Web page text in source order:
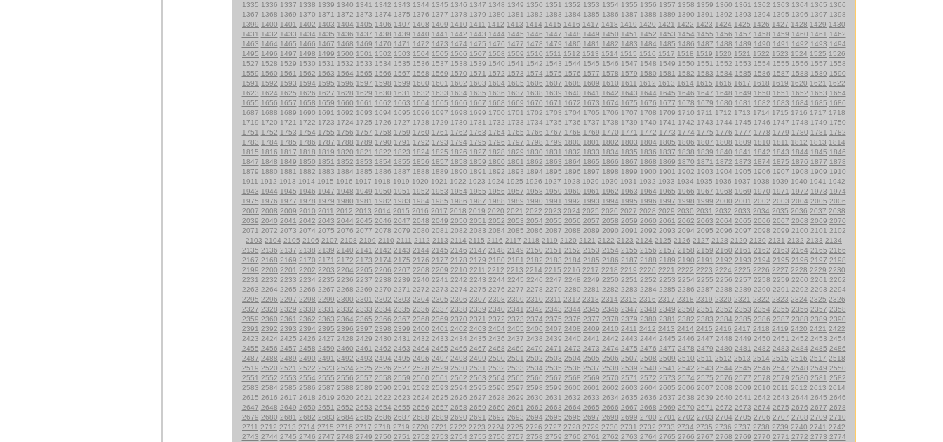
1335 1336 1337 1338 1339 1340 1341 1342 1343 1344 1345 1346 1347 1348 1349 1350 1351 1352 1353 1354 1355 1356 1357 1358 1359 1360 1361 1362 1363 1364 1365 1366
1367 1368 1369 1370 1371 1372 1373 1374 1375 1376 1377 1378 1379 1380 1381 1382 1383 1384 1385 1386 1387 1388 1389 1390 1391 1392 1393 1394 1395 1396 1397 1398
1399 1400 1401 1402 1403 1404 1405 1406 1407 1408 1409 1410 1411 1412 1413 1414 1415 1416 1417 1418 1419 1420 1421 1422 1423 1424 1425 1426 1427 1428 1429 1430
1431 1432 1433 1434 1435 1436 1437 1438 1439 1440 1441 1442 1443 1444 1445 1446 1447 1448 1449 1450 1451 1452 1453 1454 1455 1456 1457 1458 1459 1460 1461 1462
1463 1464 1465 1466 1467 1468 1469 1470 1471 1472 1473 1474 1475 1476 1477 1478 1479 1480 1481 1482 1483 1484 1485 1486 1487 1488 1489 1490 1491 1492 1493 1494
1495 1496 1497 1498 1499 1500 1501 1502 1503 1504 1505 1506 1507 1508 1509 1510 1511 1512 1513 1514 1515 1516 1517 1518 1519 1520 1521 1522 1523 1524 1525 1526
1527 1528 1529 1530 1531 1532 1533 1534 1535 1536 1537 1538 1539 1540 1541 1542 1543 1544 1545 1546 1547 1548 1549 1550 1551 1552 1553 1554 1555 1556 1557 1558
1559 1560 1561 1562 1563 1564 1565 1566 1567 1568 1569 1570 1571 1572 1573 1574 1575 1576 1577 1578 1579 1580 1581 1582 1583 1584 1585 1586 1587 1588 1589 1590
1591 1592 1593 1594 1595 1596 1597 1598 1599 1600 1601 1602 1603 1604 1605 1606 1607 1608 1609 1610 1611 1612 1613 1614 1615 1616 1617 1618 1619 1620 1621 1622
1623 1624 1625 1626 1627 1628 1629 1630 1631 1632 1633 1634 1635 1636 1637 1638 1639 1640 1641 1642 1643 1644 1645 1646 1647 1648 1649 1650 1651 1652 1653 1654
1655 1656 1657 1658 1659 1660 1661 1662 1663 1664 1665 1666 1667 1668 1669 1670 1671 1672 1673 1674 1675 1676 1677 1678 1679 1680 1681 1682 1683 1684 1685 1686
1687 1688 1689 1690 1691 1692 1693 1694 1695 1696 1697 1698 1699 1700 1701 1702 1703 1704 1705 1706 1707 1708 1709 1710 1711 1712 1713 1714 1715 1716 1717 1718
1719 1720 1721 1722 1723 1724 1725 1726 1727 1728 1729 1730 1731 1732 1733 1734 1735 1736 1737 1738 1739 1740 1741 1742 1743 1744 1745 1746 1747 1748 1749 1750
1751 1752 1753 1754 1755 1756 1757 1758 1759 1760 1761 1762 1763 1764 1765 1766 1767 1768 1769 1770 1771 1772 1773 1774 1775 1776 1777 1778 1779 1780 1781 1782
1783 1784 1785 1786 1787 1788 1789 1790 1791 1792 1793 1794 1795 1796 1797 1798 1799 1800 1801 1802 1803 1804 1805 1806 1807 1808 1809 1810 1811 1812 1813 1814
1815 1816 1817 1818 1819 1820 1821 1822 1823 1824 1825 1826 1827 1828 1829 1830 1831 1832 1833 1834 1835 1836 1837 1838 1839 1840 1841 1842 1843 1844 1845 1846
1847 1848 1849 1850 1851 1852 1853 1854 1855 1856 1857 1858 1859 1860 1861 1862 1863 1864 1865 1866 1867 1868 1869 1870 1871 1872 1873 1874 1875 1876 1877 1878
1879 1880 1881 1882 1883 1884 1885 1886 1887 1888 1889 1890 1891 1892 1893 1894 1895 1896 1897 1898 1899 1900 1901 1902 1903 1904 1905 1906 1907 1908 1909 1910
1911 1912 1913 1914 1915 1916 1917 1918 1919 1920 1921 1922 1923 1924 1925 1926 1927 1928 1929 1930 1931 1932 1933 1934 1935 1936 1937 1938 1939 1940 1941 1942
1943 1944 1945 1946 1947 1948 1949 1950 1951 1952 1953 1954 1955 1956 1957 1958 1959 1960 1961 1962 1963 1964 1965 1966 1967 1968 1969 1970 1971 1972 1973 1974
1975 1976 1977 1978 1979 1980 1981 1982 1983 1984 1985 1986 1987 1988 1989 1990 1991 1992 1993 1994 1995 1996 1997 1998 1999 2000 2001 2002 2003 2004 2005 2006
2007 2008 2009 2010 2011 2012 2013 2014 2015 2016 2017 2018 2019 2020 2021 2022 2023 2024 2025 2026 2027 2028 2029 2030 2031 2032 2033 2034 2035 2036 2037 2038
2039 2040 2041 2042 2043 2044 2045 2046 2047 2048 2049 2050 2051 2052 2053 2054 2055 2056 2057 2058 2059 2060 2061 2062 2063 2064 2065 2066 2067 2068 2069 2070
2071 2072 2073 2074 2075 2076 2077 2078 2079 2080 2081 2082 2083 2084 2085 2086 2087 2088 2089 2090 2091 2092 2093 2094 2095 2096 2097 2098 2099 2100 2101 2102
2103 2104 2105 2106 2107 2108 2109 2110 2111 2112 2113 2114 2115 2116 2117 2118 2119 2120 2121 2122 2123 2124 2125 2126 2127 2128 2129 2130 2131 2132 2133 2134
2135 2136 2137 2138 2139 2140 2141 2142 2143 2144 2145 2146 2147 2148 2149 2150 2151 2152 2153 2154 2155 2156 2157 2158 2159 2160 2161 2162 2163 2164 2165 2166
2167 2168 2169 2170 2171 2172 2173 2174 2175 2176 2177 2178 2179 2180 2181 2182 2183 2184 2185 2186 2187 2188 2189 2190 2191 2192 2193 2194 2195 2196 2197 2198
2199 2200 2201 2202 2203 2204 2205 2206 2207 2208 2209 2210 2211 2212 2213 2214 2215 2216 2217 2218 2219 2220 2221 2222 2223 2224 2225 2226 2227 2228 2229 2230
2231 2232 2233 2234 2235 2236 2237 2238 2239 2240 2241 2242 2243 2244 2245 2246 2247 2248 2249 2250 2251 2252 2253 2254 2255 2256 2257 2258 2259 2260 2261 2262
2263 2264 2265 2266 2267 2268 2269 2270 2271 2272 2273 2274 2275 2276 2277 2278 2279 2280 2281 2282 2283 2284 2285 2286 2287 2288 2289 2290 2291 2292 2293 2294
2295 2296 2297 2298 2299 2300 2301 2302 2303 2304 2305 2306 2307 2308 2309 2310 2311 2312 2313 2314 2315 2316 2317 2318 2319 2320 2321 2322 2323 2324 2325 2326
2327 2328 2329 2330 2331 2332 2333 2334 2335 2336 2337 2338 2339 2340 2341 2342 2343 2344 2345 2346 2347 2348 2349 2350 2351 2352 2353 2354 2355 2356 2357 2358
2359 2360 2361 2362 2363 2364 2365 2366 2367 2368 2369 2370 2371 2372 2373 2374 2375 2376 2377 2378 2379 2380 2381 2382 2383 2384 2385 2386 2387 2388 2389 2390
2391 2392 2393 2394 2395 2396 2397 2398 2399 2400 2401 2402 2403 2404 2405 2406 2407 2408 2409 2410 2411 2412 2413 2414 2415 2416 2417 2418 2419 2420 2421 2422
2423 2424 2425 2426 2427 2428 2429 2430 2431 2432 2433 2434 2435 2436 2437 2438 2439 2440 2441 2442 2443 2444 2445 2446 2447 2448 2449 2450 2451 2452 2453 2454
2455 2456 2457 2458 2459 2460 2461 2462 2463 2464 2465 2466 2467 2468 2469 2470 2471 2472 2473 2474 2475 2476 2477 2478 2479 2480 2481 2482 2483 2484 2485 2486
2487 2488 2489 2490 2491 2492 2493 2494 2495 2496 2497 2498 2499 2500 2501 2502 2503 2504 2505 2506 2507 2508 2509 2510 2511 2512 2513 2514 2515 2516 2517 2518
2519 2520 2521 2522 2523 2524 2525 2526 2527 2528 2529 2530 2531 2532 2533 2534 2535 2536 2537 2538 2539 2540 2541 2542 2543 2544 2545 2546 2547 2548 2549 2550
2551 2552 2553 2554 2555 2556 2557 2558 2559 2560 2561 2562 2563 2564 2565 2566 2567 2568 2569 2570 2571 2572 2573 2574 2575 2576 2577 2578 2579 2580 2581 2582
2583 2584 2585 2586 2587 2588 2589 2590 2591 2592 2593 2594 2595 2596 2597 2598 2599 2600 2601 2602 2603 2604 2605 2606 2607 2608 2609 2610 2611 2612 2613 2614
2615 2616 2617 2618 2619 2620 2621 2622 2623 2624 2625 2626 2627 2628 2629 2630 2631 2632 2633 2634 2635 2636 2637 2638 2639 2640 2641 2642 2643 2644 2645 2646
2647 2648 2649 2650 2651 2652 2653 2654 2655 2656 2657 2658 2659 2660 2661 2662 2663 2664 2665 2666 2667 2668 2669 2670 2671 2672 2673 2674 2675 2676 2677 2678
2679 2680 2681 2682 2683 2684 2685 2686 2687 2688 2689 2690 2691 2692 2693 2694 2695 2696 2697 2698 2699 2700 2701 2702 2703 2704 2705 2706 2707 2708 2709 2710
2711 2712 2713 2714 2715 2716 2717 2718 2719 2720 2721 2722 2723 2724 2725 2726 2727 2728 2729 2730 2731 2732 2733 2734 2735 2736 2737 2738 2739 2740 2741 2742
2743 2744 2745 2746 2747 2748 2749 2750 2751 2752 2753 2754 2755 2756 2757 2758 2759 2760 2761 2762 2763 2764 2765 2766 2767 2768 2769 2770 2771 2772 2773 2774